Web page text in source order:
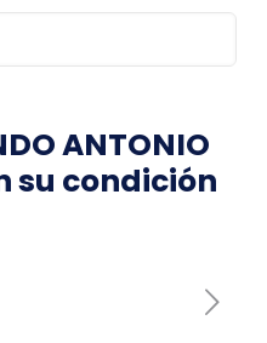
ANTONIO
su condición